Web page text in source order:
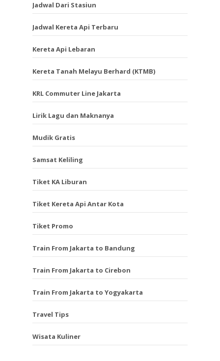
Jadwal Dari Stasiun
Jadwal Kereta Api Terbaru
Kereta Api Lebaran
Kereta Tanah Melayu Berhard (KTMB)
KRL Commuter Line Jakarta
Lirik Lagu dan Maknanya
Mudik Gratis
Samsat Keliling
Tiket KA Liburan
Tiket Kereta Api Antar Kota
Tiket Promo
Train From Jakarta to Bandung
Train From Jakarta to Cirebon
Train From Jakarta to Yogyakarta
Travel Tips
Wisata Kuliner